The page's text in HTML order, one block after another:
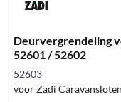
Deurvergrendeling
52601 / 52602
52603
voor Zadi